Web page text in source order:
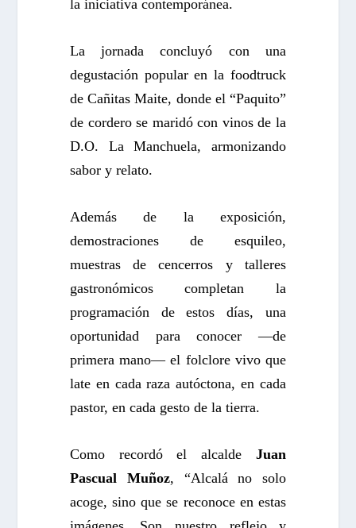
la iniciativa contemporánea.
La jornada concluyó con una
degustación popular en la foodtruck
de Cañitas Maite, donde el “Paquito”
de cordero se maridó con vinos de la
D.O. La Manchuela, armonizando
sabor y relato.
Además de la exposición,
demostraciones de esquileo,
muestras de cencerros y talleres
gastronómicos completan la
programación de estos días, una
oportunidad para conocer —de
primera mano— el folclore vivo que
late en cada raza autóctona, en cada
pastor, en cada gesto de la tierra.
Como recordó el alcaldeJuan
Pascual Muñoz, “Alcalá no solo
acoge, sino que se reconoce en estas